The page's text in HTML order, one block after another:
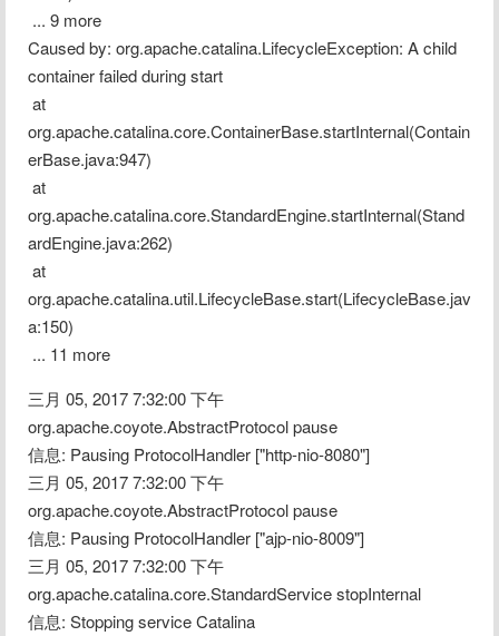
... 9 more
Caused by: org.apache.catalina.LifecycleException: A child
container failed during start
org.apache.catalina.core.ContainerBase.startInternal(Contain
erBase.java:947)
org.apache.catalina.core.StandardEngine.startInternal(Stand
ardEngine.java:262)
org.apache.catalina.util.LifecycleBase.start(LifecycleBase.jav
a:150)
... 11 more
三月 05, 2017 7:32:00 下午
org.apache.coyote.AbstractProtocol pause
信息: Pausing ProtocolHandler ["http-nio-8080"]
三月 05, 2017 7:32:00 下午
org.apache.coyote.AbstractProtocol pause
信息: Pausing ProtocolHandler ["ajp-nio-8009"]
三月 05, 2017 7:32:00 下午
org.apache.catalina.core.StandardService stopInternal
信息: Stopping service Catalina